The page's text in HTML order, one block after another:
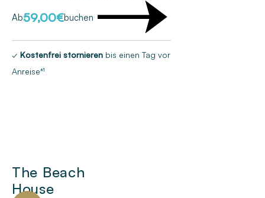
Ab59,00€buchen
✓ Kostenfrei stornieren bis einen Tag vor
Anreise*¹
The Beach
House